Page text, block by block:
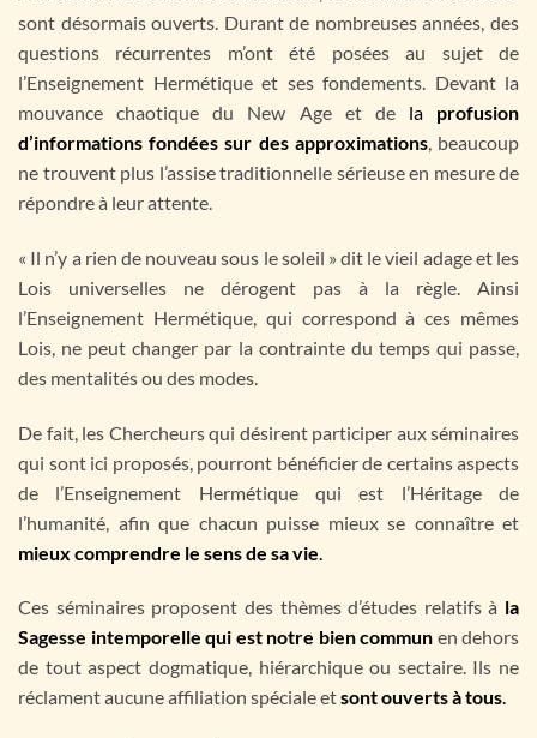
sont désormais ouverts. Durant de nombreuses années, des
questions récurrentes m’ont été posées au sujet de
l’Enseignement Hermétique et ses fondements. Devant la
mouvance chaotique du New Age et dela
profusion
d’informations fondées sur des approximations, beaucoup
ne trouvent plus l’assise traditionnelle sérieuse en mesure de
répondre à leur attente.
« Il n’y a rien de nouveau sous le soleil » dit le vieil adage et les
Lois universelles ne dérogent pas à la règle. Ainsi
l’Enseignement Hermétique, qui correspond à ces mêmes
Lois, ne peut changer par la contrainte du temps qui passe,
des mentalités ou des modes.
De fait, les Chercheurs qui désirent participer aux séminaires
qui sont ici proposés, pourront bénéficier de certains aspects
de l’Enseignement Hermétique qui est l’Héritage de
l’humanité, afin que chacun puisse mieux se connaître et
mieux comprendre le sens de sa vie
Ces séminaires proposent des thèmes d’études relatifs à la
Sagesse intemporelle qui est notre bien commun en dehors
de tout aspect dogmatique, hiérarchique ou sectaire. Ils ne
réclament aucune affiliation spéciale etsont ouverts à tous.